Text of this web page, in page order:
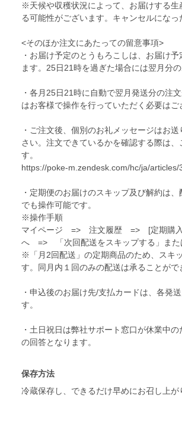
※天候や収穫状況によって、お届けする
る可能性がございます。キャンセルにな
<そのほか注文にあたっての留意事項>
・お届け予定のとうもろこしは、お届け
ます。25日21時を過ぎた場合には翌月分
・各月25日21時に自動で翌月発送分の注
はお客様で操作を行っていただく必要はご
・ご注文後、個別のお礼メッセージはお
さい。注文できているかを確認する際は
す。
https://poke-m.zendesk.com/hc/ja/articles/
・定期便のお届けのスキップ及び解約は
でも操作可能です。
※操作手順
マイページ => 注文履歴 => [定期購入
へ => 「次回配送をスキップする」また
※「月2回配送」の定期商品のため、スキ
す。同月内１回のみの配送は承ることがで
・申込後のお届け先/支払カードは、各発
す。
・土日祝日は弊社サポート窓口が休業中
保存方法
冷蔵保存し、できるだけ早めにお召し上が